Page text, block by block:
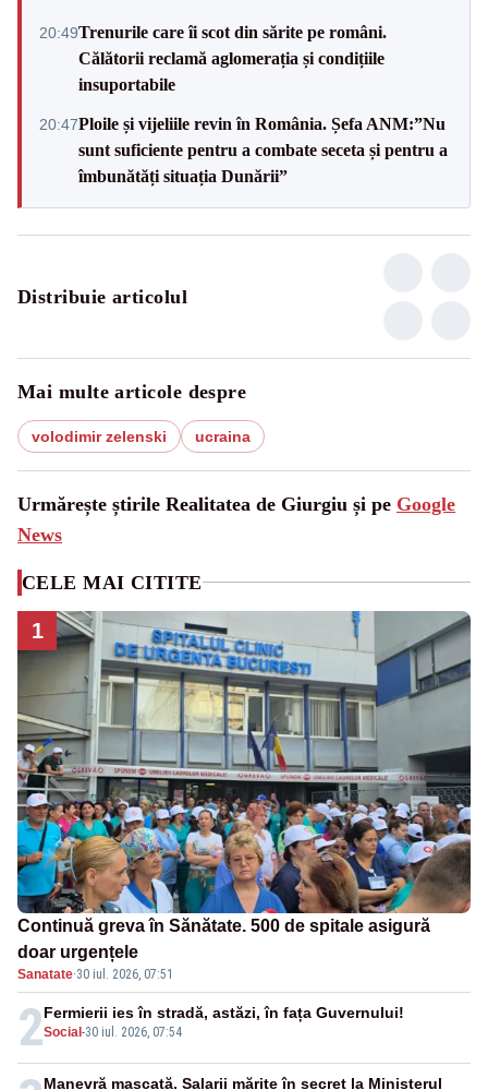
20:49Trenurile care îi scot din sărite pe români.
Călătorii reclamă aglomerația și condițiile
insuportabile
20:47Ploile și vijeliile revin în România. Șefa ANM:”Nu
sunt suficiente pentru a combate seceta și pentru a
îmbunătăți situația Dunării”
Distribuie articolul
Mai multe articole despre
volodimir zelenski ucraina
Urmărește știrile Realitatea de Giurgiu și pe Google
News
CELE MAI CITITE
1
Continuă greva în Sănătate. 500 de spitale asigură
doar urgențele
Sanatate·30 iul. 2026, 07:51
2Social -30 iul. 2026, 07:54
Fermierii ies în stradă, astăzi, în fața Guvernului!
Manevră mascată. Salarii mărite în secret la Ministerul